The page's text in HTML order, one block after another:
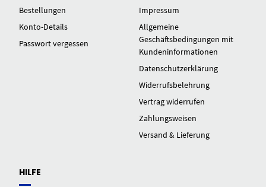
Bestellungen
Konto-Details
Passwort vergessen
Impressum
Allgemeine
Geschäftsbedingungen mit
Kundeninformationen
Datenschutzerklärung
Widerrufsbelehrung
Vertrag widerrufen
Zahlungsweisen
Versand & Lieferung
HILFE